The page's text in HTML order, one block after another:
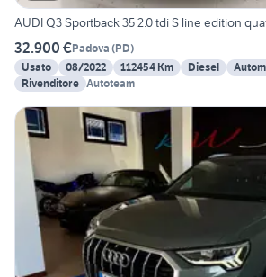
AUDI Q3 Sportback 35 2.0 tdi S line edition
32.900 €Padova (PD)
Usato
08/2022 112454 Km Diesel
Rivenditore Autoteam